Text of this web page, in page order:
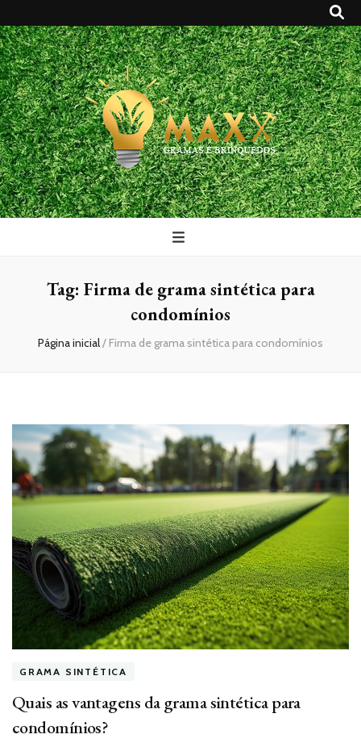
Maxx Gramas
Blog
Tag: Firma de grama sintética para
condomínios
Página inicial/ Firma de grama sintética para condomínios
GRAMA SINTÉTICA
Quais as vantagens da grama sintética para
condomínios?